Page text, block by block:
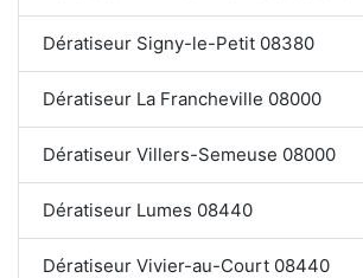
Dératiseur Signy-le-Petit 08380
Dératiseur La Francheville 08000
Dératiseur Villers-Semeuse 08000
Dératiseur Lumes 08440
Dératiseur Vivier-au-Court 08440